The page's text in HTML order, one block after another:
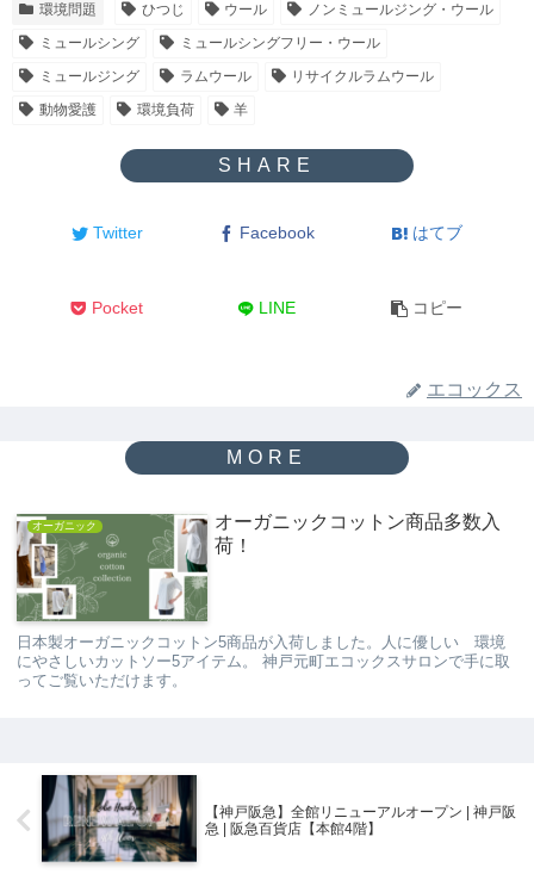
環境問題 ひつじ ウール
ノンミュールジング・ウール
ミュールシング
ミュールシングフリー・ウール
ミュールジング
ラムウール
リサイクルラムウール
動物愛護
環境負荷 羊
Twitter Facebook はてブ
Pocket LINE コピー
エコックス
オーガニック
オーガニックコットン商品多数入
荷！
日本製オーガニックコットン5商品が入荷しました。人に優しい 環境
にやさしいカットソー5アイテム。 神戸元町エコックスサロンで手に取
ってご覧いただけます。
【神戸阪急】全館リニューアルオープン | 神戸阪
急 | 阪急百貨店【本館4階】